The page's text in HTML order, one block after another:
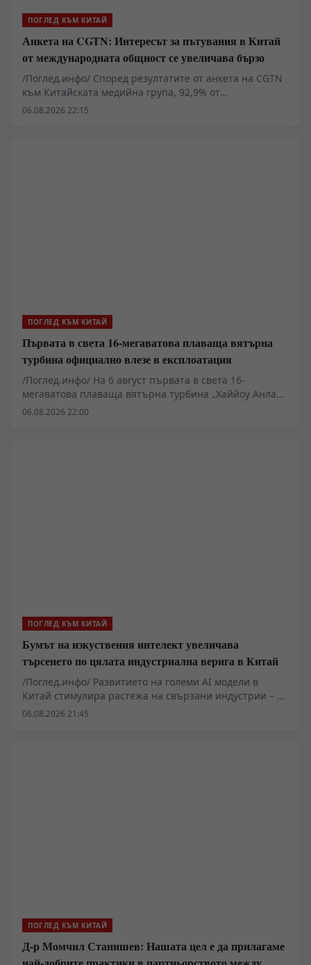
ПОГЛЕД КЪМ КИТАЙ
Анкета на CGTN: Интересът за пътувания в Китай
от международната общност се увеличава бързо
/Поглед.инфо/ Според резултатите от анкета на CGTN
към Китайската медийна група, 92,9% от
анкетираните смятат, че популярността на темата
06.08.2026 22:15
ПОГЛЕД КЪМ КИТАЙ
Първата в света 16-мегаватова плаваща вятърна
турбина официално влезе в експлоатация
/Поглед.инфо/ На 6 август първата в света 16-
мегаватова плаваща вятърна турбина „Хаййоу Анлан“
беше включена към електропреносната мрежа на
06.08.2026 22:00
ПОГЛЕД КЪМ КИТАЙ
Бумът на изкуствения интелект увеличава
търсенето по цялата индустриална верига в Китай
/Поглед.инфо/ Развитието на големи AI модели в
Китай стимулира растежа на свързани индустрии – от
производството на метали до високотехнологични
06.08.2026 21:45
ПОГЛЕД КЪМ КИТАЙ
Д-р Момчил Станишев: Нашата цел е да прилагаме